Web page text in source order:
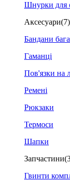
Шнурки для
Аксесуари(7)
Бандани
Гаманці
Пов'язки на
Ремені
Рюкзаки
Термоси
Шапки
Запчастини
Гвинти